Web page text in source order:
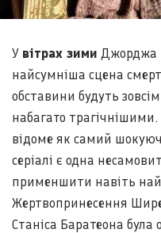
У вітрах зими Джорджа
найсумніша сцена
обставини будуть
набагато трагічнішими.
відоме як самий
серіалі є одна
применшити навіть
Жертвопринесення
Станіса Баратеона